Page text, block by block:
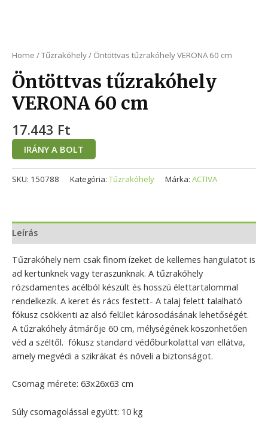
Home /Tűzrakóhely/ Öntöttvas tűzrakóhely VERONA 60 cm
Öntöttvas tűzrakóhely
VERONA 60 cm
17.443 Ft
IRÁNY A BOLT
SKU: 150788 Kategória: Tűzrakóhely Márka: ACTIVA
Leírás
Tűzrakóhely nem csak finom ízeket de kellemes hangulatot is
ad kertünknek vagy teraszunknak. A tűzrakóhely
rózsdamentes acélból készült és hosszú élettartalommal
rendelkezik. A keret és rács festett- A talaj felett talalható
fókusz csökkenti az alsó felület károsodásának lehetőségét.
A tűzrakóhely átmárője 60 cm, mélységének köszönhetően
véd a széltől. fókusz standard védőburkolattal van ellátva,
amely megvédi a szikrákat és növeli a biztonságot.
Csomag mérete: 63x26x63 cm
Súly csomagolással együtt: 10 kg